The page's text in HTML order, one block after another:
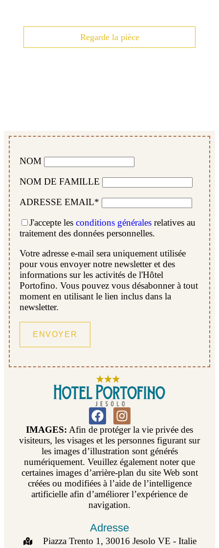
Regarde la pièce
NOM
NOM DE FAMILLE
ADRESSE EMAIL*
J'accepte les conditions générales relatives au
traitement des données personnelles.
Votre adresse e-mail sera uniquement utilisée
pour vous envoyer notre newsletter et des
informations sur les activités de l'Hôtel
Portofino. Vous pouvez vous désabonner à tout
moment en utilisant le lien inclus dans la
newsletter.
IMAGES: Afin de protéger la vie privée des
visiteurs, les visages et les personnes figurant sur
les images d’illustration sont générés
numériquement. Veuillez également noter que
certaines images d’arrière-plan du site Web sont
créées ou modifiées à l’aide de l’intelligence
artificielle afin d’améliorer l’expérience de
navigation.
Adresse
Piazza Trento 1, 30016 Jesolo VE - Italie